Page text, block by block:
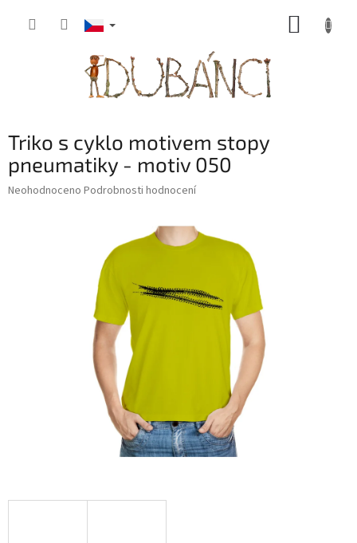
Triko s cyklo motivem stopy
pneumatiky - motiv 050
Průměrné
Neohodnoceno Podrobnosti hodnocení